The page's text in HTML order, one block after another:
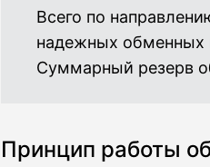
Всего по
надежных обменных
Суммарный резерв
Принцип работы